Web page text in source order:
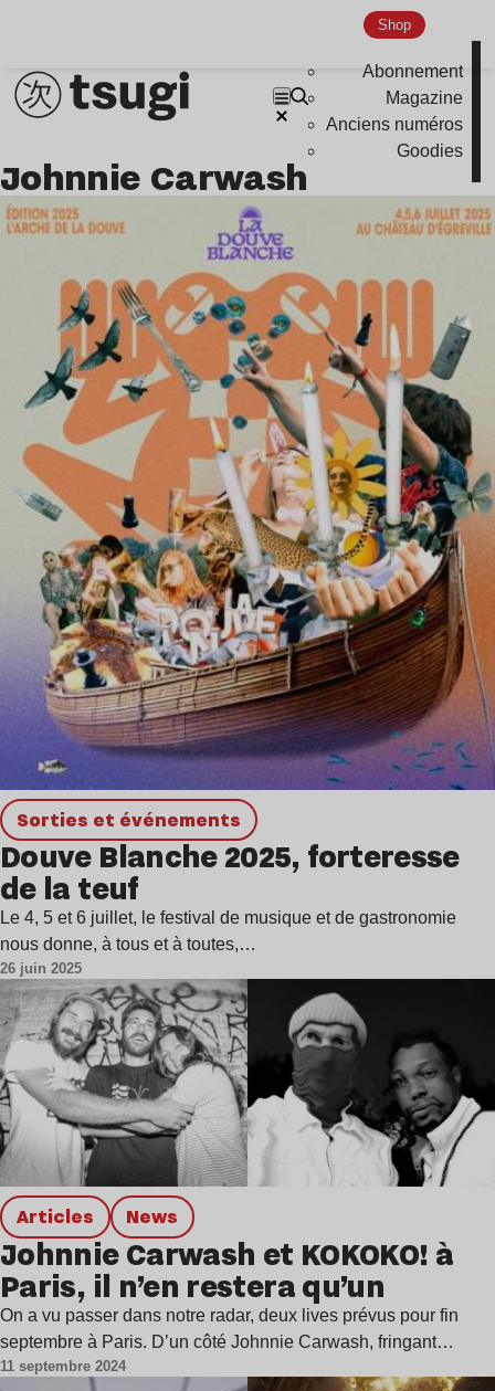
Shop
Abonnement
Magazine
Anciens numéros
Goodies
Johnnie Carwash
Sorties et événements
Douve Blanche 2025, forteresse
de la teuf
Le 4, 5 et 6 juillet, le festival de musique et de gastronomie
nous donne, à tous et à toutes,…
26 juin 2025
Articles news
Johnnie Carwash et KOKOKO! à
Paris, il n’en restera qu’un
On a vu passer dans notre radar, deux lives prévus pour fin
septembre à Paris. D’un côté Johnnie Carwash, fringant…
11 septembre 2024